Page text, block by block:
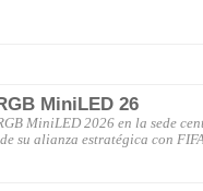
MiniLED 26
MiniLED 2026 en la sede
su alianza estratégica con